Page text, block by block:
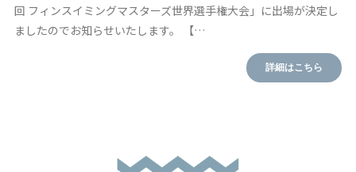
回 フィンスイミングマスターズ世界選手権大会」に出場が決定し
ましたのでお知らせいたします。 【…
詳細はこちら